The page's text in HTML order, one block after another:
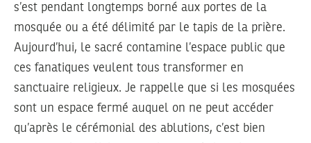
s’est pendant longtemps borné aux portes de la
mosquée ou a été délimité par le tapis de la prière.
Aujourd’hui, le sacré contamine l’espace public que
ces fanatiques veulent tous transformer en
sanctuaire religieux. Je rappelle que si les mosquées
sont un espace fermé auquel on ne peut accéder
qu’après le cérémonial des ablutions, c’est bien